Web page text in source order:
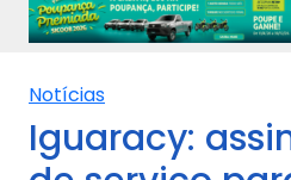
Notícias
Iguaracy: